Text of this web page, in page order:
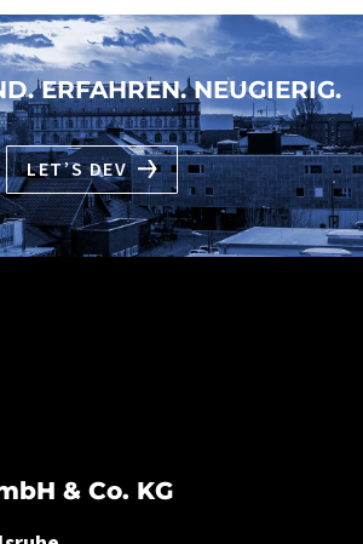
ERFAHREN. NEUGIERIG.
LET’S DEV
& Co. KG